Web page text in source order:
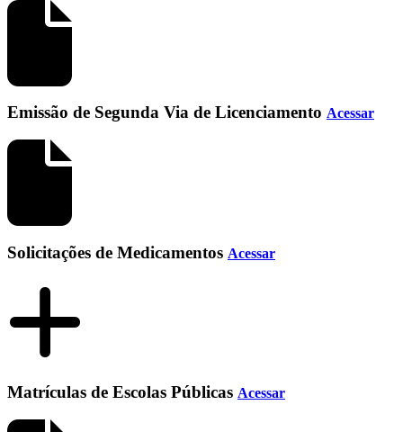
Emissão de Segunda Via de Licenciamento Acessar
Solicitações de Medicamentos Acessar
Matrículas de Escolas Públicas Acessar